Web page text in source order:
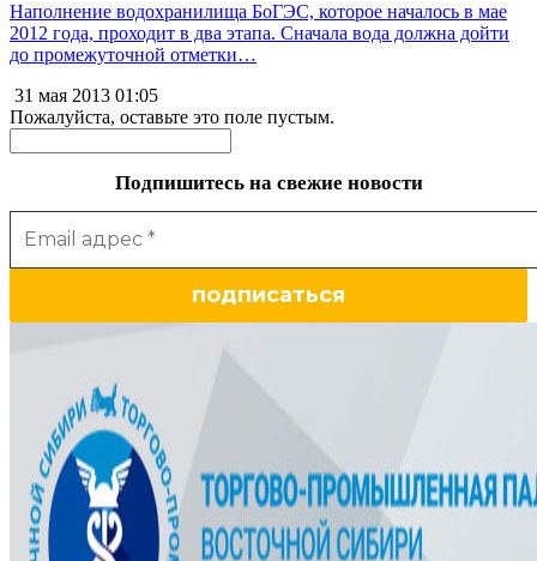
Наполнение водохранилища БоГЭС, которое началось в мае
2012 года, проходит в два этапа. Сначала вода должна дойти
до промежуточной отметки…
31 мая 2013 01:05
Пожалуйста, оставьте это поле пустым.
Подпишитесь на свежие новости